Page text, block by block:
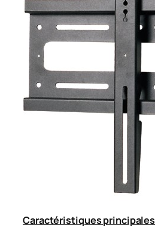
Caractéristiques principales